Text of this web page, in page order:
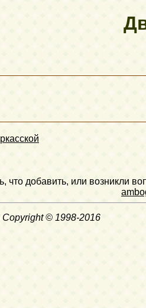
что добавить, или возникли
Copyright © 1998-2016